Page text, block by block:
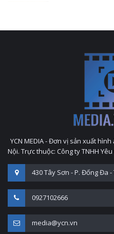
YCN MEDIA - Đơn vị sản xuất
Nội. Trực thuộc: Công ty TNHH
430 Tây Sơn - P. Đống Đa -
0927102666
media@ycn.vn